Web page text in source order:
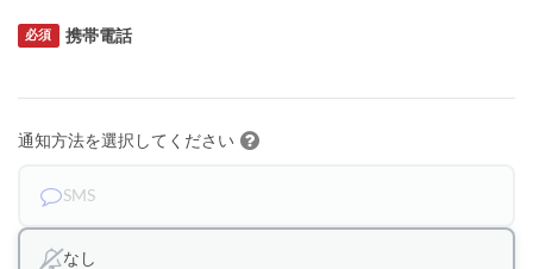
携帯電話
必須
通知方法を選択してください
SMS
なし